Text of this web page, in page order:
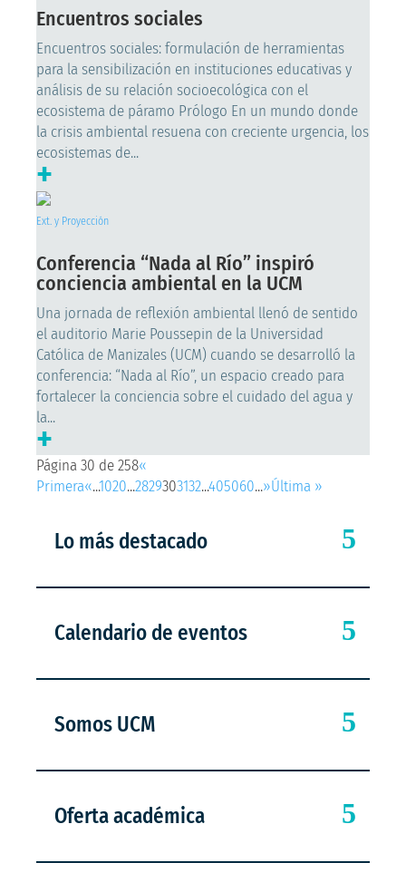
Encuentros sociales
Encuentros sociales: formulación de herramientas
para la sensibilización en instituciones educativas y
análisis de su relación socioecológica con el
ecosistema de páramo Prólogo En un mundo donde
la crisis ambiental resuena con creciente urgencia, los
ecosistemas de...
+
Ext. y Proyección
Conferencia “Nada al Río” inspiró
conciencia ambiental en la UCM
Una jornada de reflexión ambiental llenó de sentido
el auditorio Marie Poussepin de la Universidad
Católica de Manizales (UCM) cuando se desarrolló la
conferencia: “Nada al Río”, un espacio creado para
fortalecer la conciencia sobre el cuidado del agua y
la...
+
Página 30 de 258«
Primera«...1020...2829303132...405060...»Última »
Lo más destacado
Calendario de eventos
Somos UCM
Oferta académica